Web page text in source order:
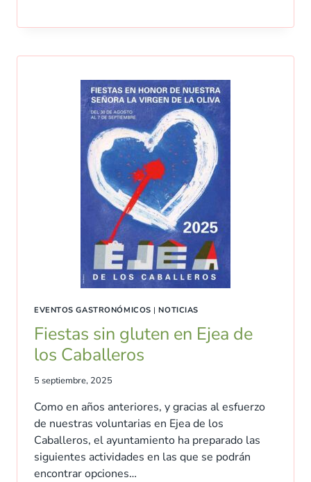
EVENTOS GASTRONÓMICOS |NOTICIAS
Fiestas sin gluten en Ejea de
los Caballeros
5 septiembre, 2025
Como en años anteriores, y gracias al esfuerzo
de nuestras voluntarias en Ejea de los
Caballeros, el ayuntamiento ha preparado las
siguientes actividades en las que se podrán
encontrar opciones…